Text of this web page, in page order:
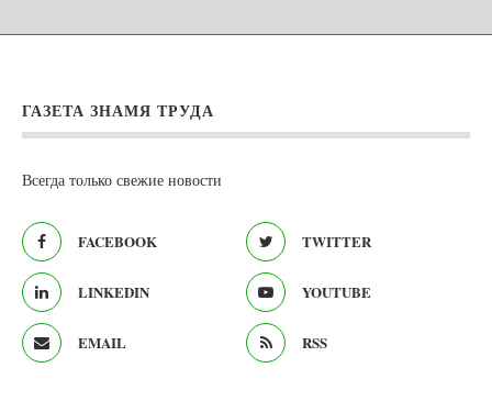
ГАЗЕТА ЗНАМЯ ТРУДА
Всегда только свежие новости
FACEBOOK TWITTER
LINKEDIN YOUTUBE
EMAIL RSS